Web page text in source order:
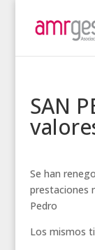
SAN
Se han
prestaciones
Pedro
Los mismos